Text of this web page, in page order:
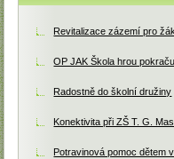
Revitalizace zázemí pro
OP JAK Škola hrou
Radostně do školní družiny
Konektivita při ZŠ T. G.
Potravinová pomoc dětem